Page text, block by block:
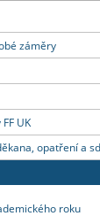
záměry
UK
opatření a
roku